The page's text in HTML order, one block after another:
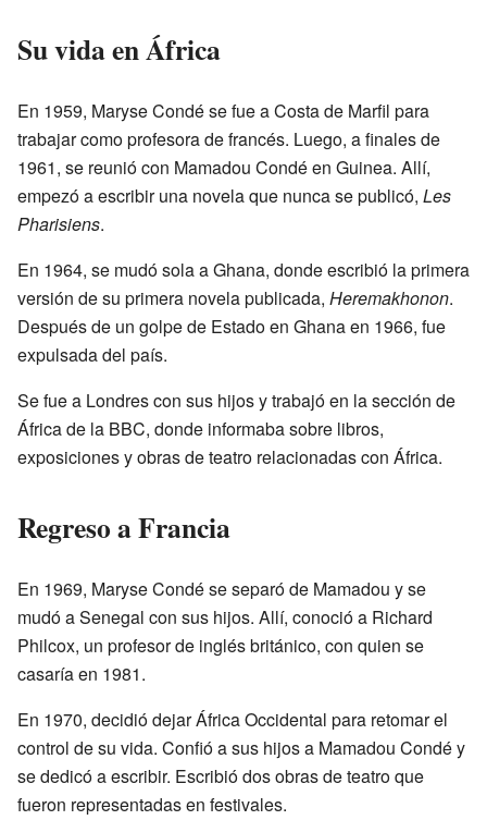
Su vida en África
En 1959, Maryse Condé se fue a Costa de Marfil para
trabajar como profesora de francés. Luego, a finales de
1961, se reunió con Mamadou Condé en Guinea. Allí,
empezó a escribir una novela que nunca se publicó, Les
Pharisiens.
En 1964, se mudó sola a Ghana, donde escribió la primera
versión de su primera novela publicada, Heremakhonon.
Después de un golpe de Estado en Ghana en 1966, fue
expulsada del país.
Se fue a Londres con sus hijos y trabajó en la sección de
África de la BBC, donde informaba sobre libros,
exposiciones y obras de teatro relacionadas con África.
Regreso a Francia
En 1969, Maryse Condé se separó de Mamadou y se
mudó a Senegal con sus hijos. Allí, conoció a Richard
Philcox, un profesor de inglés británico, con quien se
casaría en 1981.
En 1970, decidió dejar África Occidental para retomar el
control de su vida. Confió a sus hijos a Mamadou Condé y
se dedicó a escribir. Escribió dos obras de teatro que
fueron representadas en festivales.